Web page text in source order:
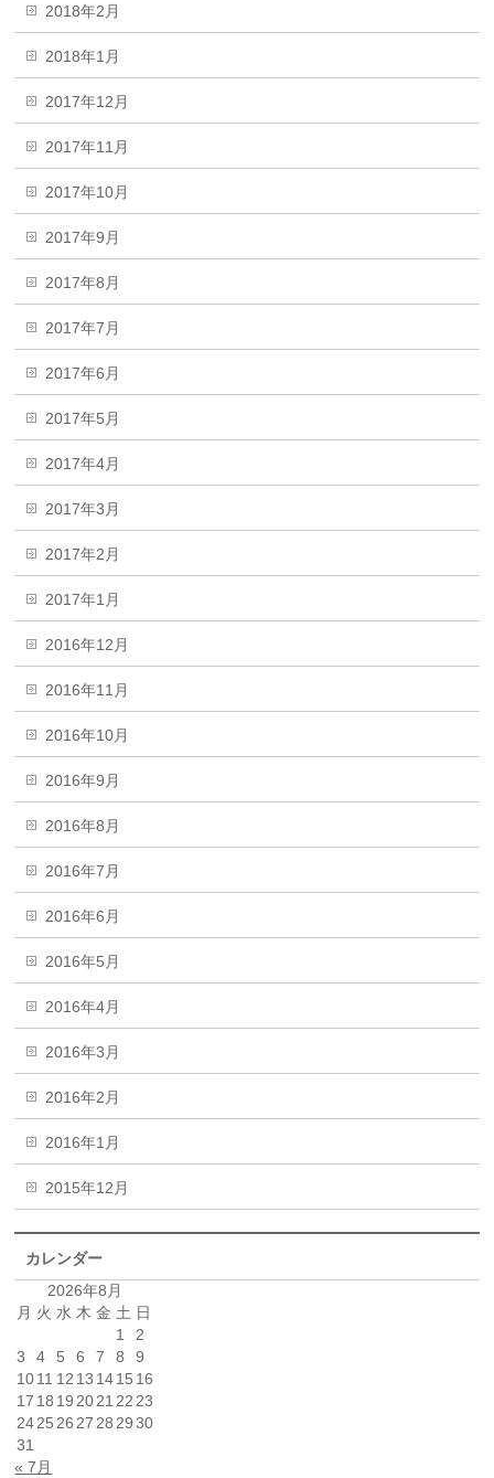
2018年2月
2018年1月
2017年12月
2017年11月
2017年10月
2017年9月
2017年8月
2017年7月
2017年6月
2017年5月
2017年4月
2017年3月
2017年2月
2017年1月
2016年12月
2016年11月
2016年10月
2016年9月
2016年8月
2016年7月
2016年6月
2016年5月
2016年4月
2016年3月
2016年2月
2016年1月
2015年12月
カレンダー
2026年8月
月 火 水 木 金 土 日
1
2
3
4 5 6 7 8
9
1011 12 13 1415 16
17 18 19 2021 22 23
2425 26 27 28 29 30
31
« 7月